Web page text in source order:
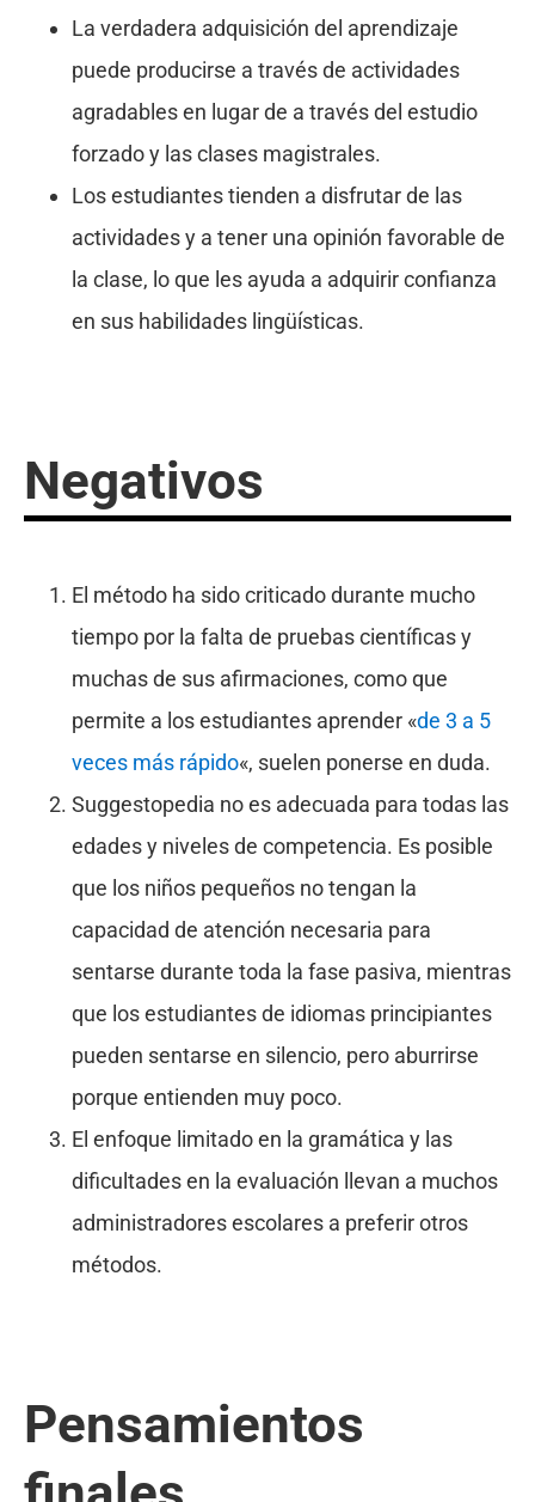
La verdadera adquisición del aprendizaje
puede producirse a través de actividades
agradables en lugar de a través del estudio
forzado y las clases magistrales.
Los estudiantes tienden a disfrutar de las
actividades y a tener una opinión favorable de
la clase, lo que les ayuda a adquirir confianza
en sus habilidades lingüísticas.
Negativos
El método ha sido criticado durante mucho
tiempo por la falta de pruebas científicas y
muchas de sus afirmaciones, como que
permite a los estudiantes aprender «de 3 a 5
veces más rápido«, suelen ponerse en duda.
Suggestopedia no es adecuada para todas las
edades y niveles de competencia. Es posible
que los niños pequeños no tengan la
capacidad de atención necesaria para
sentarse durante toda la fase pasiva, mientras
que los estudiantes de idiomas principiantes
pueden sentarse en silencio, pero aburrirse
porque entienden muy poco.
El enfoque limitado en la gramática y las
dificultades en la evaluación llevan a muchos
administradores escolares a preferir otros
métodos.
Pensamientos